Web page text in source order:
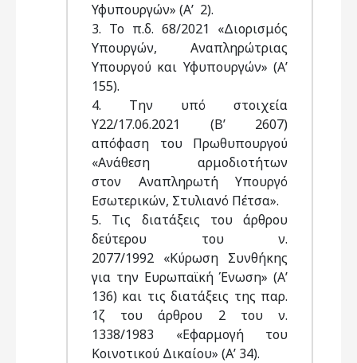
Υφυπουργών» (Α’ 2).
3. Το π.δ. 68/2021 «Διορισμός
Υπουργών, Αναπληρώτριας
Υπουργού και Υφυπουργών» (Α’
155).
4. Tην υπό στοιχεία
Υ22/17.06.2021 (Β’ 2607)
απόφαση του Πρωθυπουργού
«Ανάθεση αρμοδιοτήτων
στον Αναπληρωτή Υπουργό
Εσωτερικών, Στυλιανό Πέτσα».
5. Τις διατάξεις του άρθρου
δεύτερου του ν.
2077/1992 «Κύρωση Συνθήκης
για την Ευρωπαϊκή Ένωση» (Α’
136) και τις διατάξεις της παρ.
1ζ του άρθρου 2 του ν.
1338/1983 «Εφαρμογή του
Κοινοτικού Δικαίου» (Α’ 34).